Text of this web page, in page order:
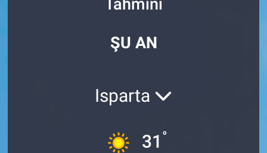
Tahmini
ŞU AN
Isparta
31 °